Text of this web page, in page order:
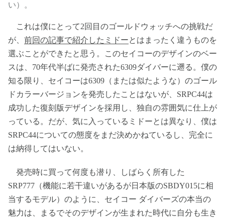
い）。
これは僕にとって2回目のゴールドウォッチへの挑戦だ
が、 前回の記事で紹介したミドーとはまったく違うものを
選ぶことができたと思う。このセイコーのデザインのベー
スは、70年代半ばに発売された6309ダイバーに遡る。僕の
知る限り、セイコーは6309（または似たような）のゴール
ドカラーバージョンを発売したことはないが、SRPC44は
成功した復刻版デザインを採用し、独自の雰囲気に仕上が
っている。だが、気に入っているミドーとは異なり、僕は
SRPC44についての態度をまだ決めかねているし、完全に
は納得してはいない。
発売時に買って何度も潜り、しばらく所有した
SRP777（機能に若干違いがあるが日本版のSBDY015に相
当するモデル）のように、セイコー ダイバーズの本当の
魅力は、まるでそのデザインが生まれた時代に自分も生き